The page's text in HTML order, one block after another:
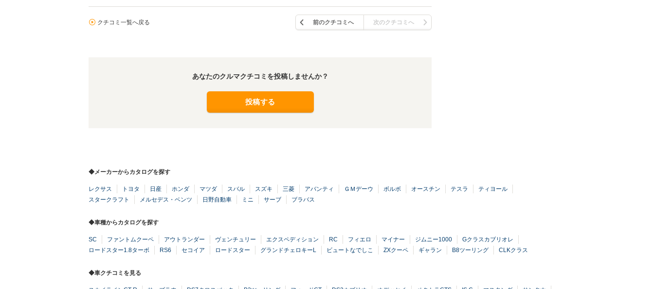
クチコミ一覧へ戻る 前のクチコミへ 次のクチコミへ
あなたのクルマクチコミを投稿しませんか？
投稿する
◆メーカーからカタログを探す
レクサス トヨタ 日産 ホンダ マツダ スバル スズキ 三菱 アバンティ ＧＭデーウ ボルボ オースチン テスラ
ティヨール
スタークラフト
メルセデス・ベンツ 日野自動車 ミニ サーブ ブラバス
◆車種からカタログを探す
SC ファントムクーペ アウトランダー ヴェンチュリー エクスペディション RC フィエロ マイナー ジムニー1000
Gクラスカブリオレ
ロードスター1.8ターボ
RS6 セコイア ロードスター グランドチェロキーL ビュートなでしこ ZXクーペ ギャラン B8ツーリング CLKクラス
◆車クチコミを見る